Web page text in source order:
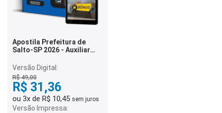
Apostila Prefeitura de
Salto-SP 2026 - Auxiliar
Versão Digital:
R$ 49,00
R$ 31,36
ou 3x de R$ 10,45 sem juros
Versão Impressa: